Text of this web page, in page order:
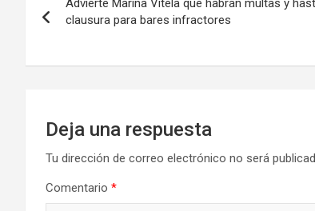
de
Advierte Marina Vitela que habrán multas y
clausura para bares infractores
Deja una respuesta
Tu dirección de correo electrónico no será
Comentario *